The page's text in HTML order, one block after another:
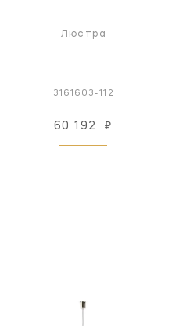
Люстра
3161603-112
60 192 ₽